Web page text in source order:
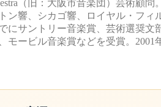
（旧：大阪市音楽団）芸術顧
ン響、シカゴ響、ロイヤル・フ
にサントリー音楽賞、芸術選奨
モービル音楽賞などを受賞。